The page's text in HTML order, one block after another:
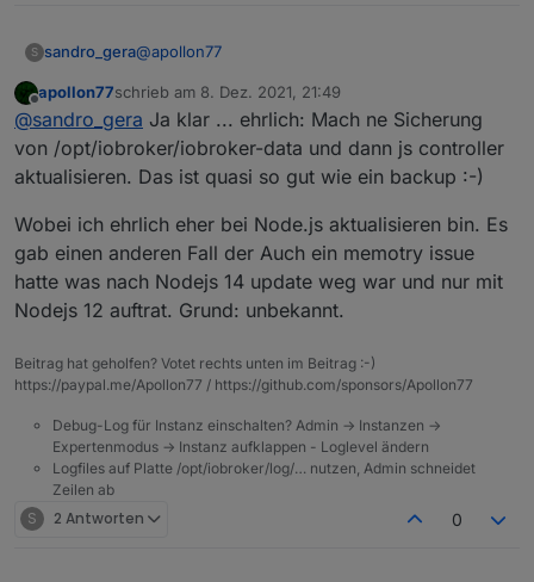
S sandro_gera@apollon77
in dem Video wird empfohlen vorher den js
controller zu aktualisieren.
https://www.youtube.com/watch?v=S4-
MhZ1NfYY
Offline
apollon77schrieb am 8. Dez. 2021, 21:49
zuletzt editiert von
@sandro_gera Ja klar ... ehrlich: Mach ne Sicherung
von /opt/iobroker/iobroker-data und dann js controller
aktualisieren. Das ist quasi so gut wie ein backup :-)
Wobei ich ehrlich eher bei Node.js aktualisieren bin. Es
gab einen anderen Fall der Auch ein memotry issue
hatte was nach Nodejs 14 update weg war und nur mit
Nodejs 12 auftrat. Grund: unbekannt.
Beitrag hat geholfen? Votet rechts unten im Beitrag :-)
https://paypal.me/Apollon77 / https://github.com/sponsors/Apollon77
Debug-Log für Instanz einschalten? Admin -> Instanzen ->
Expertenmodus -> Instanz aufklappen - Loglevel ändern
Logfiles auf Platte /opt/iobroker/log/… nutzen, Admin schneidet
Zeilen ab
S 2 Antworten 0